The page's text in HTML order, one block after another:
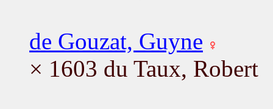
de Gouzat, Guyne
× 1603 du Taux, Robert